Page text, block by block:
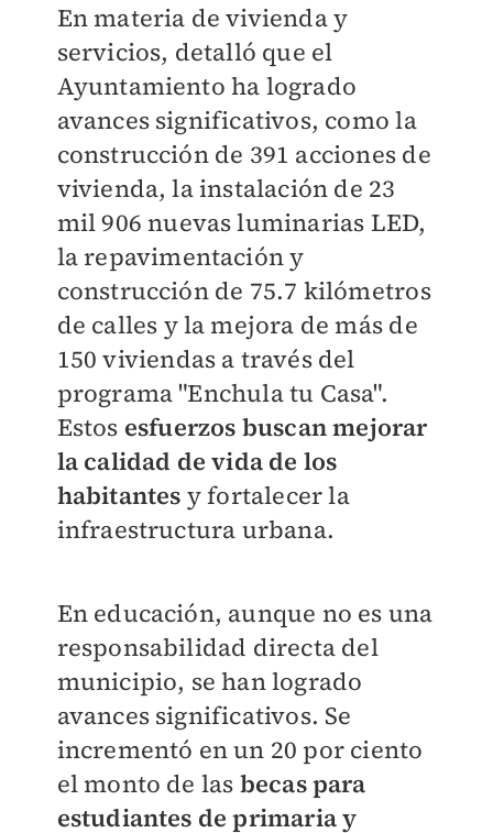
En materia de vivienda y
servicios, detalló que el
Ayuntamiento ha logrado
avances significativos, como la
construcción de 391 acciones de
vivienda, la instalación de 23
mil 906 nuevas luminarias LED,
la repavimentación y
construcción de 75.7 kilómetros
de calles y la mejora de más de
150 viviendas a través del
programa "Enchula tu Casa".
Estos esfuerzos buscan mejorar
la calidad de vida de los
habitantes y fortalecer la
infraestructura urbana.
En educación, aunque no es una
responsabilidad directa del
municipio, se han logrado
avances significativos. Se
incrementó en un 20 por ciento
el monto de las becas para
estudiantes de primaria y